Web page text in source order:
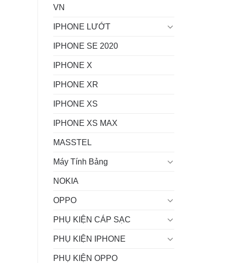
VN
IPHONE LƯỚT
IPHONE SE 2020
IPHONE X
IPHONE XR
IPHONE XS
IPHONE XS MAX
MASSTEL
Máy Tính Bảng
NOKIA
OPPO
PHỤ KIỆN CÁP SẠC
PHỤ KIỆN IPHONE
PHỤ KIỆN OPPO